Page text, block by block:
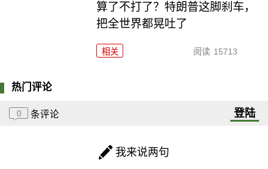
算了不打了？特朗普这脚刹车，
把全世界都晃吐了
相关 阅读 15713
热门评论
0 条评论 登陆
我来说两句